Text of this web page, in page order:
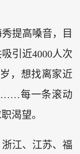
提高嗓音，目
引近4000人次
，想找离家近
每一条滚动
渴望。
江、江苏、福